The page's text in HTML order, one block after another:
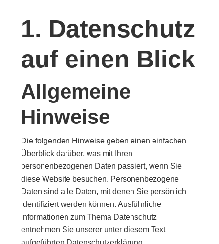
1. Datenschutz
auf einen Blick
Allgemeine
Hinweise
Die folgenden Hinweise geben einen einfachen
Überblick darüber, was mit Ihren
personenbezogenen Daten passiert, wenn Sie
diese Website besuchen. Personenbezogene
Daten sind alle Daten, mit denen Sie persönlich
identifiziert werden können. Ausführliche
Informationen zum Thema Datenschutz
entnehmen Sie unserer unter diesem Text
aufgeführten Datenschutzerklärung.